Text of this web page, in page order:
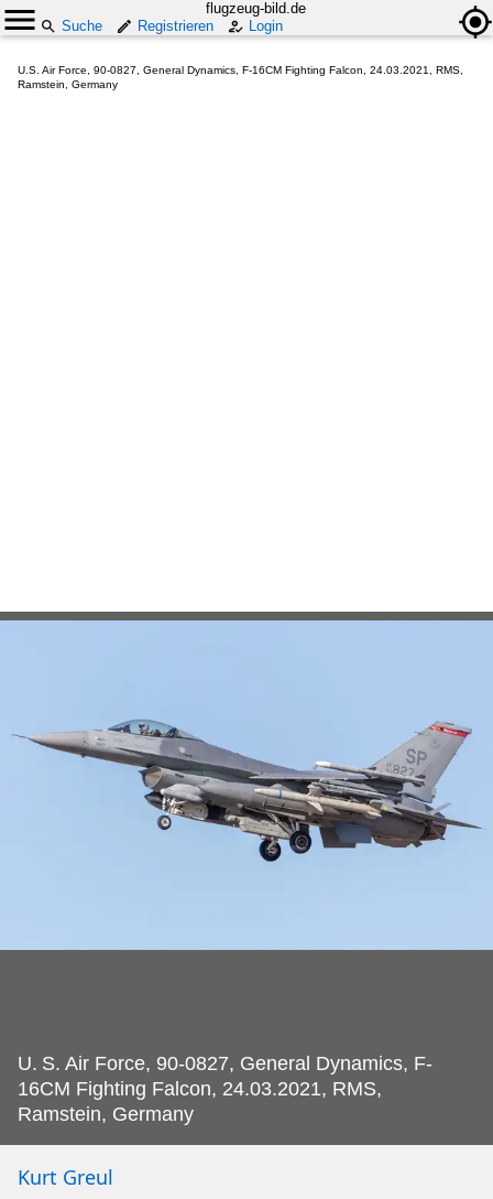
flugzeug-bild.de
Suche
Registrieren Login
U.S. Air Force, 90-0827, General Dynamics, F-16CM Fighting Falcon, 24.03.2021, RMS,
Ramstein, Germany
U. S. Air Force, 90-0827, General Dynamics, F-
16CM Fighting Falcon, 24.03.2021, RMS,
Ramstein, Germany
Kurt Greul